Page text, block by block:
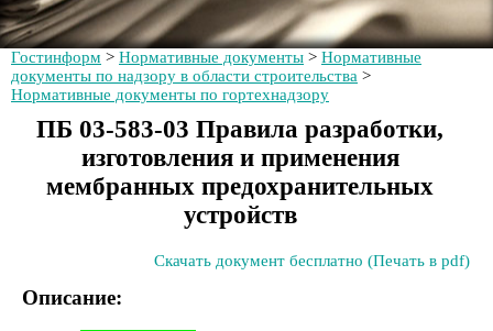
Гостинформ > Нормативные документы > Нормативные
документы по надзору в области строительства >
Нормативные документы по гортехнадзору
ПБ 03-583-03 Правила разработки,
изготовления и применения
мембранных предохранительных
устройств
Скачать документ бесплатно (Печать в pdf)
Описание: